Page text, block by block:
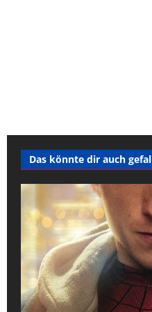
Das könnte dir auch